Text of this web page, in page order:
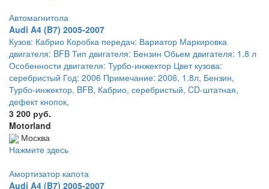
Автомагнитола
Audi A4 (B7) 2005-2007
Кузов: Кабрио Коробка передач: Вариатор Маркировка
двигателя: BFB Тип двигателя: Бензин Обьем двигателя: 1.8 л
Особенности двигателя: Турбо-инжектор Цвет кузова:
серебристый Год: 2006 Примечание: 2006, 1.8л, Бензин,
Турбо-инжектор, BFB, Кабрио, серебристый, CD-штатная,
дефект кнопок,
3 200 руб.
Motorland
Москва
Нажмите здесь
Амортизатор капота
Audi A4 (B7) 2005-2007